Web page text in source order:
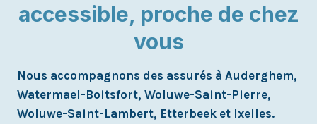
accessible, proche de chez
vous
Nous accompagnons des assurés à Auderghem,
Watermael-Boitsfort, Woluwe-Saint-Pierre,
Woluwe-Saint-Lambert, Etterbeek et Ixelles.